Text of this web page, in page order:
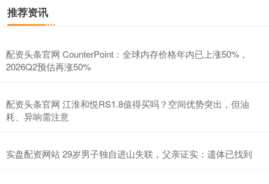
北证50
推荐资讯
配资头条官网 CounterPoint：全球内存价格年内已上涨50%，
2026Q2预估再涨50%
配资头条官网 江淮和悦RS1.8值得买吗？空间优势突出，但油
耗、异响需注意
实盘配资网站 29岁男子独自进山失联，父亲证实：遗体已找到